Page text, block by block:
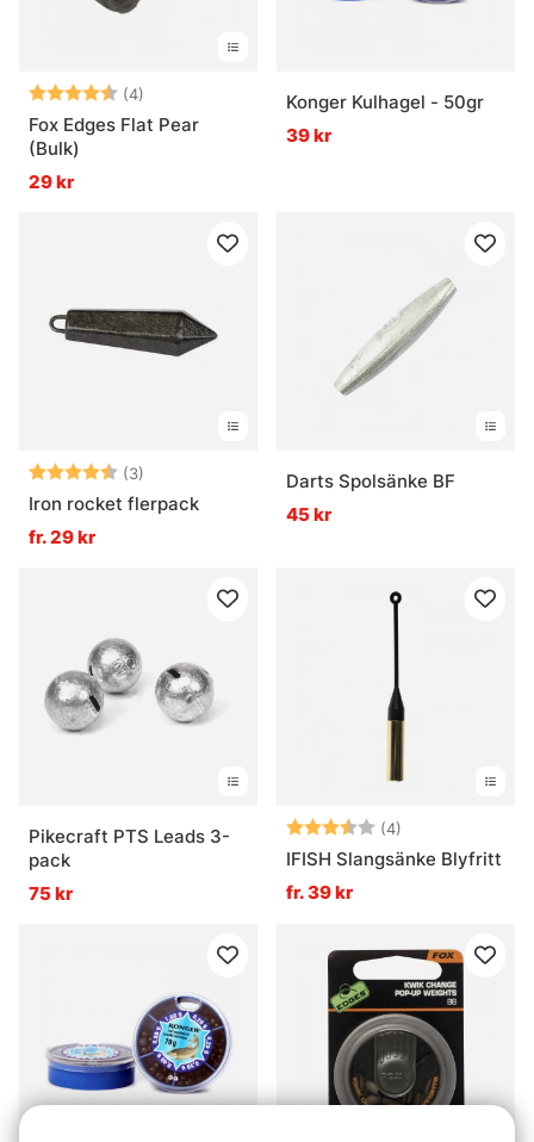
Betyg: (4)
4.3 utav 5 stjärnor
Fox Edges Flat Pear
(Bulk)
29 kr
Konger Kulhagel - 50gr
39 kr
Betyg: (3)
4.7 utav 5 stjärnor
Iron rocket flerpack
fr. 29 kr
Darts Spolsänke BF
45 kr
Pikecraft PTS Leads 3-
pack
75 kr
Betyg: (4)
IFISH Slangsänke Blyfritt
fr. 39 kr